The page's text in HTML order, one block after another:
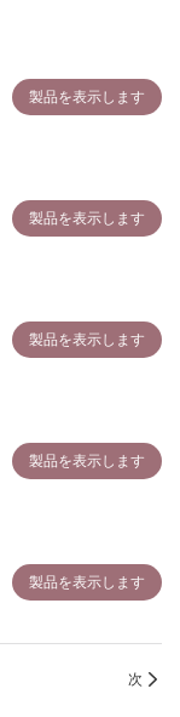
製品を表示します
製品を表示します
製品を表示します
製品を表示します
製品を表示します
次